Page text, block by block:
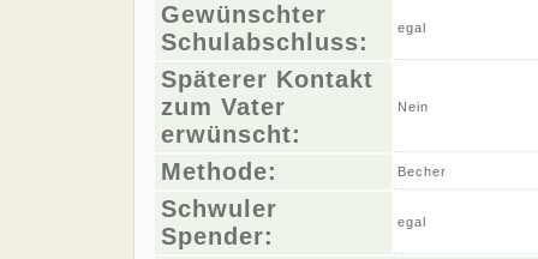
Gewünschter
Schulabschluss:
egal
Späterer Kontakt
zum Vater
erwünscht:
Nein
Methode: Becher
Schwuler
Spender:
egal